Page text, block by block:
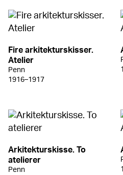
Fire arkitekturskisser.
Atelier
Penn
1916–1917
Arkitekturskisse. To
atelierer
Penn